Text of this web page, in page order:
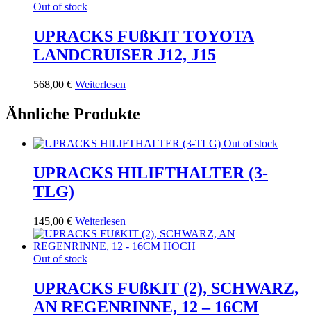
Out of stock
UPRACKS FUßKIT TOYOTA
LANDCRUISER J12, J15
568,00 € Weiterlesen
Ähnliche Produkte
Out of stock
UPRACKS HILIFTHALTER (3-
TLG)
145,00 € Weiterlesen
Out of stock
UPRACKS FUßKIT (2), SCHWARZ,
AN REGENRINNE, 12 – 16CM